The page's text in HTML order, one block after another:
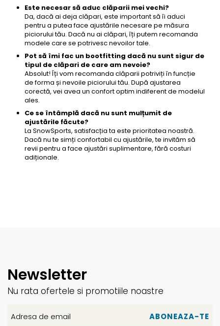
Este necesar să aduc clăparii mei vechi?
Da, dacă ai deja clăpari, este important să îi aduci
pentru a putea face ajustările necesare pe măsura
piciorului tău. Dacă nu ai clăpari, îți putem recomanda
modele care se potrivesc nevoilor tale.
Pot să îmi fac un bootfitting dacă nu sunt sigur de
tipul de clăpari de care am nevoie?
Absolut! Îți vom recomanda clăparii potriviți în funcție
de forma și nevoile piciorului tău. După ajustarea
corectă, vei avea un confort optim indiferent de modelul
ales.
Ce se întâmplă dacă nu sunt mulțumit de
ajustările făcute?
La SnowSports, satisfacția ta este prioritatea noastră.
Dacă nu te simți confortabil cu ajustările, te invităm să
revii pentru a face ajustări suplimentare, fără costuri
adiționale.
Newsletter
Nu rata ofertele si promotiile noastre